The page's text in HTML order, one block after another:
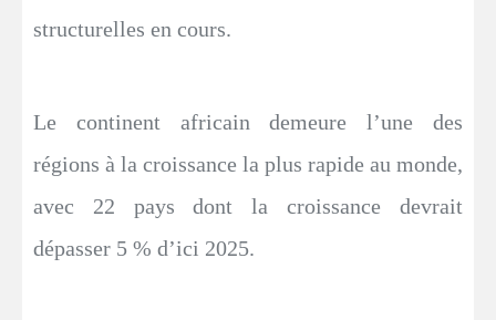
structurelles en cours.
Le continent africain demeure l’une des
régions à la croissance la plus rapide au monde,
avec 22 pays dont la croissance devrait
dépasser 5 % d’ici 2025.